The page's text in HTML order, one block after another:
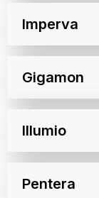
Imperva
Gigamon
Illumio
Pentera